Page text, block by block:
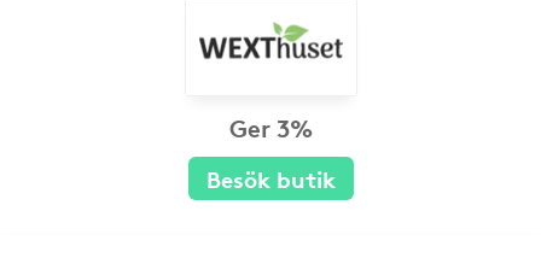
Ger 3%
Besök butik